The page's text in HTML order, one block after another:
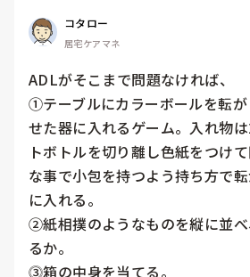
コタロー
居宅ケアマネ
ADLがそこまで問題なければ、
①テーブルにカラーボールを転
せた器に入れるゲーム。入れ物
トボトルを切り離し色紙をつけ
な事で小包を持つよう持ち方で
に入れる。
②紙相撲のようなものを縦に並
るか。
⓷箱の中身を当てる。